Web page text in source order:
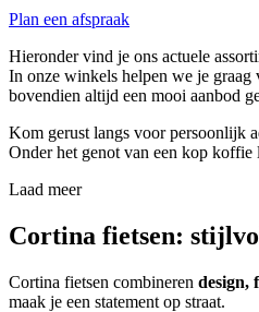
Plan een afspraak
Hieronder vind je ons actuele
In onze winkels helpen we je graag
bovendien altijd een mooi aanbod
Kom gerust langs voor persoonlijk
Onder het genot van een kop koffie
Laad meer
Cortina fietsen:
Cortina fietsen combineren design,
maak je een statement op straat.